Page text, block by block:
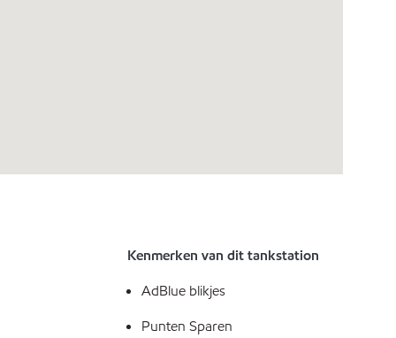
Kenmerken van dit tankstation
AdBlue blikjes
Punten Sparen